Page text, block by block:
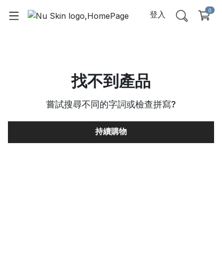
登入 0
找不到產品
嘗試搜尋不同的字詞或檢查拼寫?
持續購物